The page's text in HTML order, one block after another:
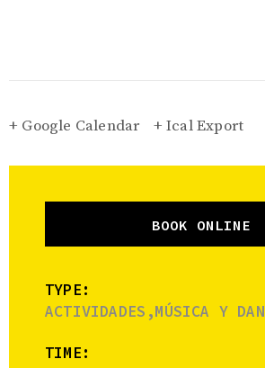
+ Google Calendar + Ical Export
BOOK ONLINE
TYPE:
ACTIVIDADES,MÚSICA Y
TIME: